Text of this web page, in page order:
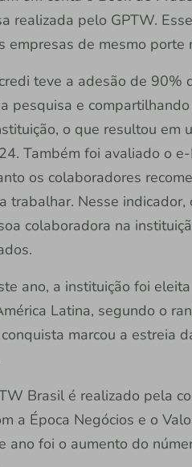
realizada pelo GPTW.
empresas de mesmo porte
teve a adesão de 90%
pesquisa e
o que resultou em
Também foi avaliado o
os colaboradores
trabalhar. Nesse
colaboradora na
ano, a instituição foi
Latina, segundo o
marcou a estreia
Brasil é realizado pela
a Época Negócios e o
ano foi o aumento do